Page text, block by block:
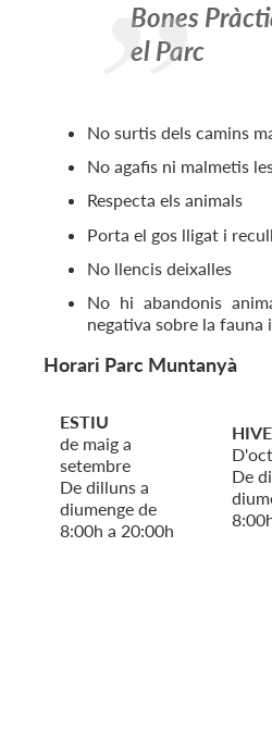
Bones
el Parc
No surtis dels camins
No agafis ni malmetis
Respecta els animals
Porta el gos lligat i
No llencis deixalles
No hi abandonis
negativa sobre la
Horari Parc Muntanyà
ESTIU
de maig a
setembre
De dilluns a
diumenge de
8:00h a 20:00h
De